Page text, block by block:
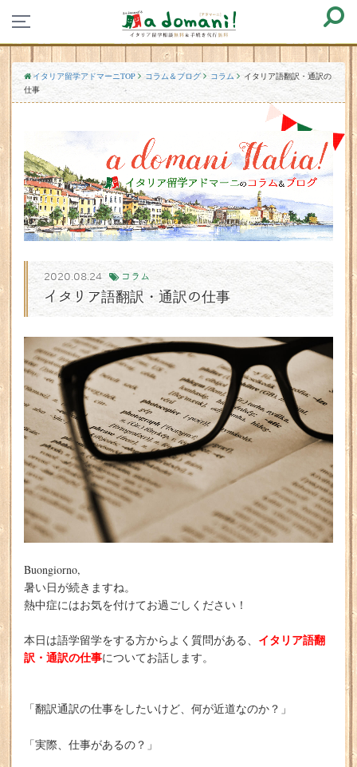
イタリア留学アドマーニTOP コラム＆ブログ コラム
イタリア語翻訳・通訳の
仕事
2020.08.24 コラム
イタリア語翻訳・通訳の仕事
Buongiorno,
暑い日が続きますね。
熱中症にはお気を付けてお過ごしください！
本日は語学留学をする方からよく質問がある、 イタリア語翻
訳・通訳の仕事についてお話します。
「翻訳通訳の仕事をしたいけど、何が近道なのか？」
「実際、仕事があるの？」